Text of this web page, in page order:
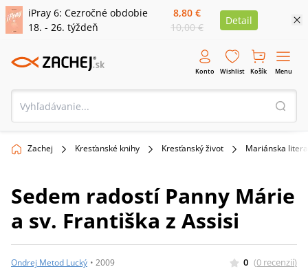
iPray 6: Cezročné obdobie
18. - 26. týždeň
8,80 €
10,00 €
Detail
Konto Wishlist Košík Menu
Zachej Kresťanské knihy Kresťanský život Mariánska
Sedem radostí Panny Márie
a sv. Františka z Assisi
Ondrej Metod Lucký • 2009 0 (0 recenzií)